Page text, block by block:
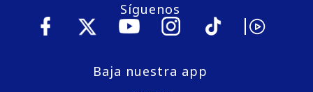
Síguenos
Baja nuestra app